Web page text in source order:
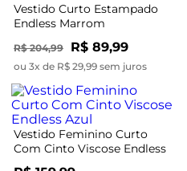
Vestido Curto Estampado
Endless Marrom
R$ 204,99 R$ 89,99
ou 3x de R$ 29,99 sem juros
Vestido Feminino Curto
Com Cinto Viscose Endless
Azul